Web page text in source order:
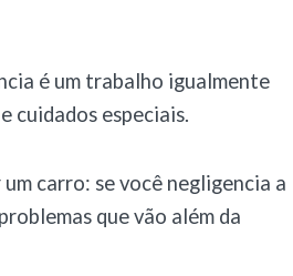
é um trabalho igualmente
cuidados especiais.
carro: se você negligencia a
que vão além da